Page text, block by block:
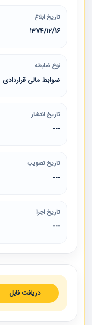
تاریخ ابلاغ
1374/12/16
نوع ضابطه
ضوابط مالی قراردادی
تاریخ انتشار
---
تاریخ تصویب
---
تاریخ اجرا
---
دریافت فایل